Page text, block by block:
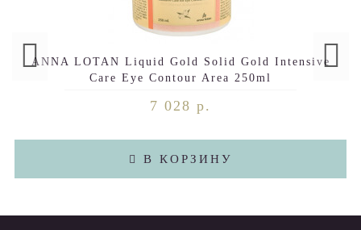
ANNA LOTAN Liquid Gold Solid Gold Intensive
Care Eye Contour Area 250ml
7 028 р.
В КОРЗИНУ